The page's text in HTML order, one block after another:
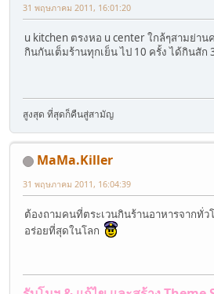
31 พฤษภาคม 2011, 16:01:20
u kitchen ตรงหอ u center ใกล้ๆสามย่าน
กินกันเต็มร้านทุกเย็น ไป 10 ครั้ง ได้กินสัก
สูงสุด ที่สุดก็คืนสู่สามัญ
MaMa.Killer
31 พฤษภาคม 2011, 16:04:39
ต้องถามคนที่ตระเวนกินร้านอาหารจากทั่ว
อร่อยที่สุดในโลก